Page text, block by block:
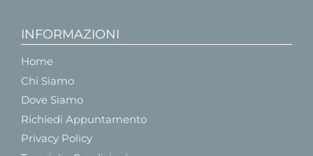
INFORMAZIONI
Home
Chi Siamo
Dove Siamo
Richiedi Appuntamento
Privacy Policy